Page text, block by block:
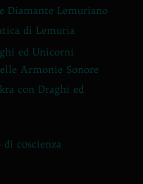
Diamante Lemuriano
di Lemuria
ed Unicorni
Armonie Sonore
con Draghi ed
coscienza